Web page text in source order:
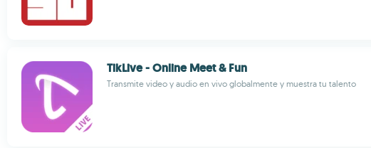
TikLive - Online Meet & Fun
Transmite video y audio en vivo globalmente y muestra tu talento